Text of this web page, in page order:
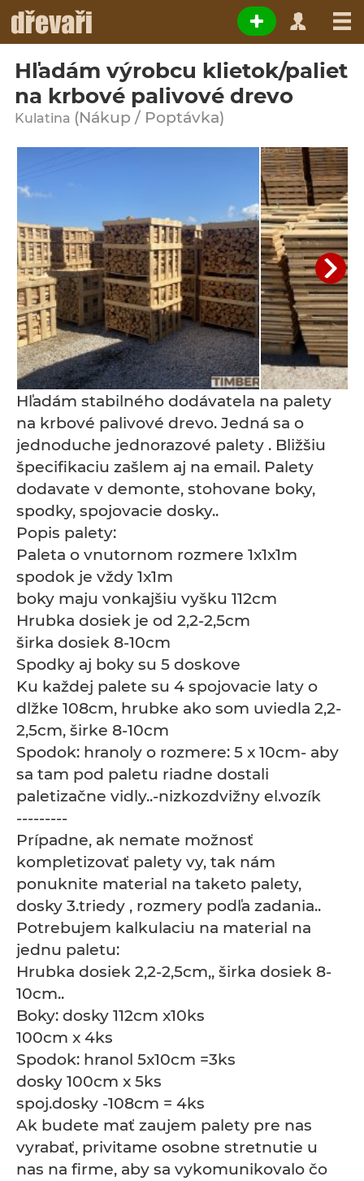
Hľadám výrobcu klietok/paliet
na krbové palivové drevo
Kulatina (Nákup / Poptávka)
Hľadám stabilného dodávatela na palety
na krbové palivové drevo. Jedná sa o
jednoduche jednorazové palety . Bližšiu
špecifikaciu zašlem aj na email. Palety
dodavate v demonte, stohovane boky,
spodky, spojovacie dosky..
Popis palety:
Paleta o vnutornom rozmere 1x1x1m
spodok je vždy 1x1m
boky maju vonkajšiu vyšku 112cm
Hrubka dosiek je od 2,2-2,5cm
širka dosiek 8-10cm
Spodky aj boky su 5 doskove
Ku každej palete su 4 spojovacie laty o
dlžke 108cm, hrubke ako som uviedla 2,2-
2,5cm, širke 8-10cm
Spodok: hranoly o rozmere: 5 x 10cm- aby
sa tam pod paletu riadne dostali
paletizačne vidly..-nizkozdvižny el.vozík
---------
Prípadne, ak nemate možnosť
kompletizovať palety vy, tak nám
ponuknite material na taketo palety,
dosky 3.triedy , rozmery podľa zadania..
Potrebujem kalkulaciu na material na
jednu paletu:
Hrubka dosiek 2,2-2,5cm,, širka dosiek 8-
10cm..
Boky: dosky 112cm x10ks
100cm x 4ks
Spodok: hranol 5x10cm =3ks
dosky 100cm x 5ks
spoj.dosky -108cm = 4ks
Ak budete mať zaujem palety pre nas
vyrabať, privitame osobne stretnutie u
nas na firme, aby sa vykomunikovalo čo